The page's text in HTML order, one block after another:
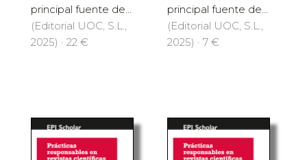
principal fuente de...
(Editorial UOC, S.L.,
2025) · 22 €
principal fuente de...
(Editorial UOC, S.L.,
2025) · 7 €